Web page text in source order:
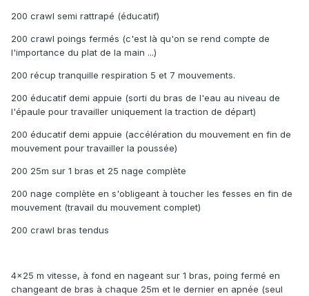
200 crawl semi rattrapé (éducatif)
200 crawl poings fermés (c'est là qu'on se rend compte de
l'importance du plat de la main ...)
200 récup tranquille respiration 5 et 7 mouvements.
200 éducatif demi appuie (sorti du bras de l'eau au niveau de
l'épaule pour travailler uniquement la traction de départ)
200 éducatif demi appuie (accélération du mouvement en fin de
mouvement pour travailler la poussée)
200 25m sur 1 bras et 25 nage complète
200 nage complète en s'obligeant à toucher les fesses en fin de
mouvement (travail du mouvement complet)
200 crawl bras tendus
4x25 m vitesse, à fond en nageant sur 1 bras, poing fermé en
changeant de bras à chaque 25m et le dernier en apnée (seul